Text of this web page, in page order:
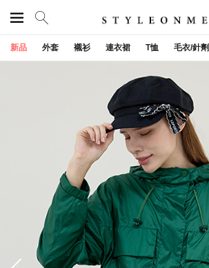
新品 外套 襯衫 連衣裙 T恤 毛衣/針